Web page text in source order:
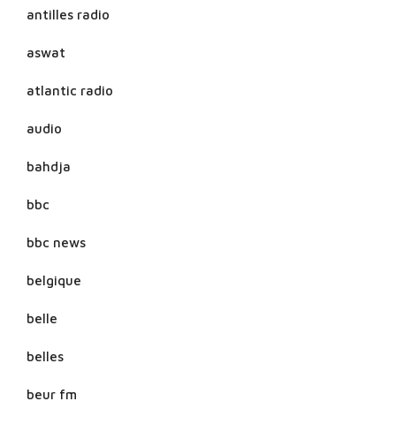
antilles radio
aswat
atlantic radio
audio
bahdja
bbc
bbc news
belgique
belle
belles
beur fm